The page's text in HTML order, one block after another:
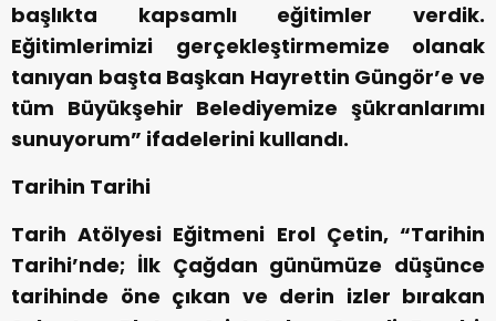
başlıkta kapsamlı eğitimler verdik.
Eğitimlerimizi gerçekleştirmemize olanak
tanıyan başta Başkan Hayrettin Güngör’e ve
tüm Büyükşehir Belediyemize şükranlarımı
sunuyorum” ifadelerini kullandı.
Tarihin Tarihi
Tarih Atölyesi Eğitmeni Erol Çetin, “Tarihin
Tarihi’nde; İlk Çağdan günümüze düşünce
tarihinde öne çıkan ve derin izler bırakan